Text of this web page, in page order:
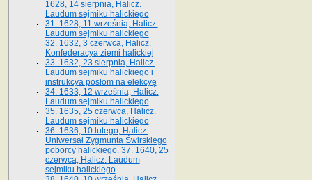
1628, 14 sierpnia, Halicz.
Laudum sejmiku halickiego
31. 1628, 11 września, Halicz.
Laudum sejmiku halickiego
32. 1632, 3 czerwca, Halicz.
Konfederacya ziemi halickiej
33. 1632, 23 sierpnia, Halicz.
Laudum sejmiku halickiego i
instrukcya posłom na elekcyę
34. 1633, 12 września, Halicz.
Laudum sejmiku halickiego
35. 1635, 25 czerwca, Halicz.
Laudum sejmiku halickiego
36. 1636, 10 lutego, Halicz.
Uniwersał Zygmunta Świrskiego
poborcy halickiego. 37. 1640, 25
czerwca, Halicz. Laudum
sejmiku halickiego